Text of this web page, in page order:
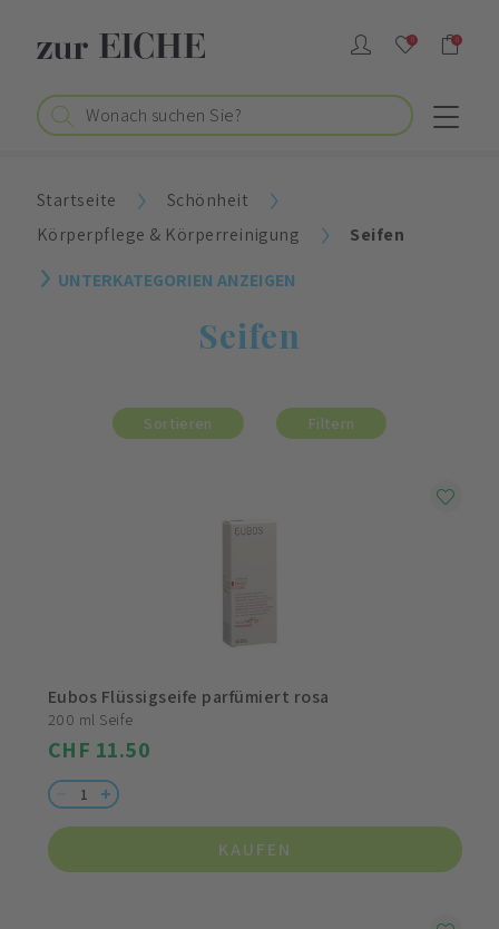
0 0
Startseite
Schönheit
Körperpflege & Körperreinigung
Seifen
UNTERKATEGORIEN ANZEIGEN
Seifen
Sortieren Filtern
Eubos Flüssigseife parfümiert rosa
200 ml Seife
CHF 11.50
KAUFEN